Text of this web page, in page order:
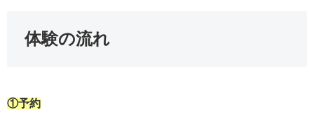
体験の流れ
①予約